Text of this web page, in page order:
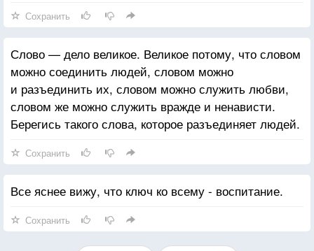
Сохранить
Слово — дело великое. Великое потому, что словом
можно соединить людей, словом можно
и разъединить их, словом можно служить любви,
словом же можно служить вражде и ненависти.
Берегись такого слова, которое разъединяет людей.
Сохранить
Все яснее вижу, что ключ ко всему - воспитание.
Сохранить